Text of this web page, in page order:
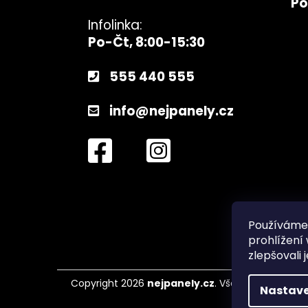
prohlížení
zlepšovali
Infolinka:
Po-Čt, 8:00-15:30
555 440 555
info@nejpanely.cz
Copyright 2026 nejpanely.cz. Všechna práva